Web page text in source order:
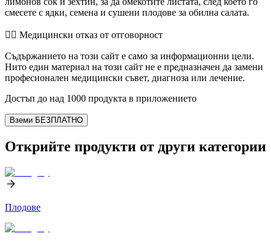
смесете с ядки, семена и сушени плодове за обилна салата.
👨‍⚕️️ Медицински отказ от отговорност
Съдържанието на този сайт е само за информационни цели.
Нито един материал на този сайт не е предназначен да замени
професионален медицински съвет, диагноза или лечение.
Достъп до над 1000 продукта в приложението
Вземи БЕЗПЛАТНО
Открийте продукти от други категории
Плодове